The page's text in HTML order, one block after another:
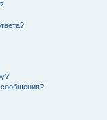
сообщения?